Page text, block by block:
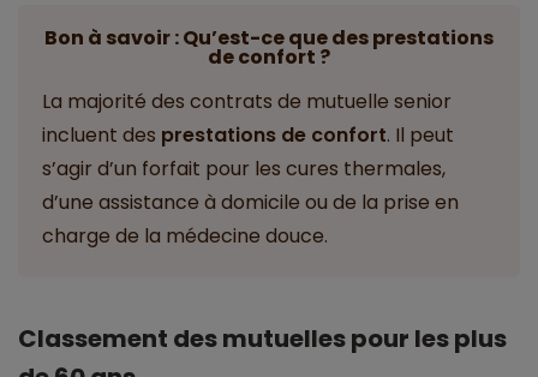
Bon à savoir : Qu’est-ce que des prestations
de confort ?
La majorité des contrats de mutuelle senior
incluent des prestations de confort. Il peut
s’agir d’un forfait pour les cures thermales,
d’une assistance à domicile ou de la prise en
charge de la médecine douce.
Classement des mutuelles pour les plus